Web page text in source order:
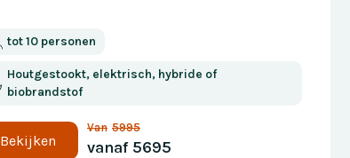
tot 10 personen
Houtgestookt, elektrisch, hybride of
biobrandstof
Bekijken
Van 5995
vanaf 5695